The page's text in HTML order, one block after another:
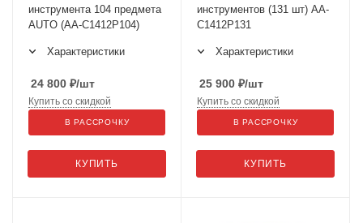
инструмента 104 предмета
AUTO (AA-C1412P104)
Характеристики
24 800 ₽/шт
КУПИТЬ
Купить со скидкой
В РАССРОЧКУ
инструментов (131 шт) АА-
С1412Р131
Характеристики
25 900 ₽/шт
КУПИТЬ
Купить со скидкой
В РАССРОЧКУ